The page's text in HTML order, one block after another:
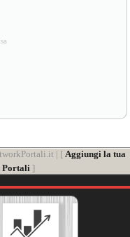
| [ Aggiungi la tua
Portali]